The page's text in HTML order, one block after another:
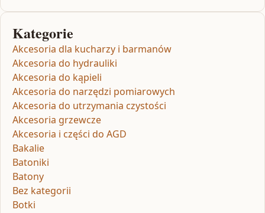
Kategorie
Akcesoria dla kucharzy i barmanów
Akcesoria do hydrauliki
Akcesoria do kąpieli
Akcesoria do narzędzi pomiarowych
Akcesoria do utrzymania czystości
Akcesoria grzewcze
Akcesoria i części do AGD
Bakalie
Batoniki
Batony
Bez kategorii
Botki